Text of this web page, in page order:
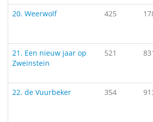
20. Weerwolf
425
21. Een nieuw jaar op
Zweinstein
521
22. de Vuurbeker
354